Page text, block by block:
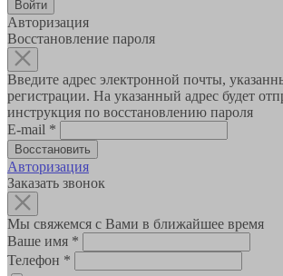
Авторизация
Восстановление пароля
Введите адрес электронной почты,
регистрации. На указанный адрес будет
инструкция по восстановлению пароля
E-mail *
Авторизация
Заказать звонок
Мы свяжемся с Вами в ближайшее время
Ваше имя *
Телефон *